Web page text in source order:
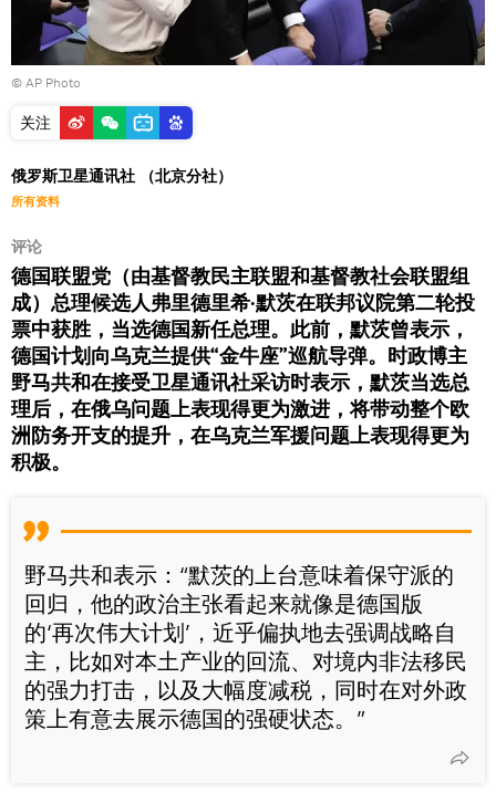
© AP Photo
关注
俄罗斯卫星通讯社 （北京分社）
所有资料
评论
德国联盟党（由基督教民主联盟和基督教社会联盟组
成）总理候选人弗里德里希·默茨在联邦议院第二轮投
票中获胜，当选德国新任总理。此前，默茨曾表示，
德国计划向乌克兰提供“金牛座”巡航导弹。时政博主
野马共和在接受卫星通讯社采访时表示，默茨当选总
理后，在俄乌问题上表现得更为激进，将带动整个欧
洲防务开支的提升，在乌克兰军援问题上表现得更为
积极。
野马共和表示：“默茨的上台意味着保守派的
回归，他的政治主张看起来就像是德国版
的‘再次伟大计划’，近乎偏执地去强调战略自
主，比如对本土产业的回流、对境内非法移民
的强力打击，以及大幅度减税，同时在对外政
策上有意去展示德国的强硬状态。”